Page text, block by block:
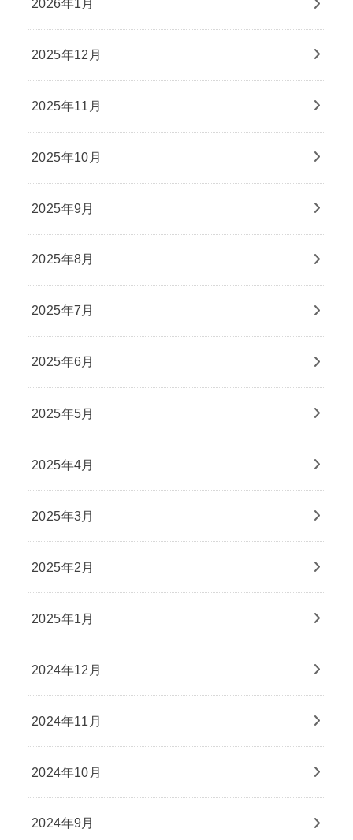
2026年1月
2025年12月
2025年11月
2025年10月
2025年9月
2025年8月
2025年7月
2025年6月
2025年5月
2025年4月
2025年3月
2025年2月
2025年1月
2024年12月
2024年11月
2024年10月
2024年9月